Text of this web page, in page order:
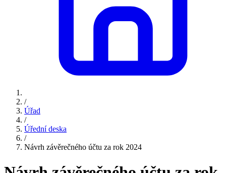
/
Úřad
/
Úřední deska
/
Návrh závěrečného účtu za rok 2024